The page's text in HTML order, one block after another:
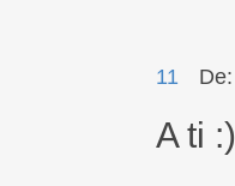
11 De:
A ti :)